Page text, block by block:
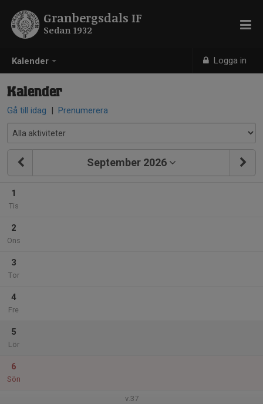
Kalender Logga in
Granbergsdals IF
Sedan 1932
Kalender
Gå till idag | Prenumerera
September 2026
1
Tis
2
Ons
3
Tor
4
Fre
5
Lör
6
Sön
v.37